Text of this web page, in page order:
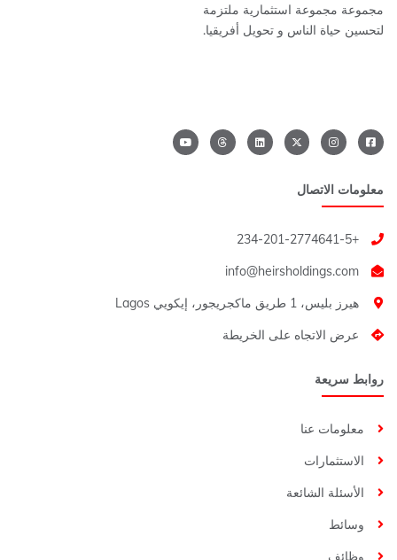
مجموعة مجموعة استثمارية ملتزمة
لتحسين حياة الناس و تحويل أفريقيا.
معلومات الاتصال
+234-201-2774641-5
هيرز بليس، 1 طريق ماكجريجور، إيكويي Lagos
عرض الاتجاه على الخريطة
روابط سريعة
معلومات عنا
الاستثمارات
الأسئلة الشائعة
وسائط
وظائف